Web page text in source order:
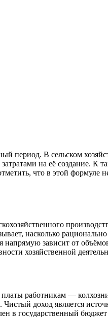
период. В сельском
на её создание. К
что в этой формуле
насколько
напрямую зависит от
хозяйственной
работникам —
доход является
в государственный